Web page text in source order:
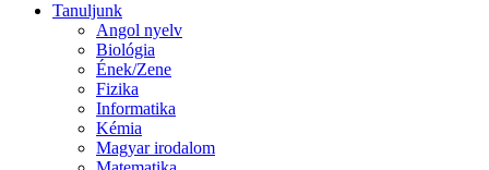
Tanuljunk
Angol nyelv
Biológia
Ének/Zene
Fizika
Informatika
Kémia
Magyar irodalom